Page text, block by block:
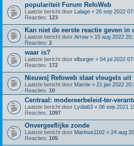
populariteit Forum RefoWeb
Laatste bericht door Lalage « 26 sep 2022
Reacties: 123
Kan niet de eerste reactie geven in
Laatste bericht door Arrow « 15 aug 2022
Reacties: 2
waar is?
Laatste bericht door elburger « 04 jul 2022
Reacties: 172
Nieuws| Refoweb slaat vleugels uit
Laatste bericht door Marnix « 21 jan 2022
Reacties: 10
Centraal: modereerbeleid-ter-
Laatste bericht door Lydia63 « 06 sep 2021
Reacties: 1097
Onvergeeflijke zonde
Laatste bericht door Marinus1102 « 24 aug
Reacties: 105